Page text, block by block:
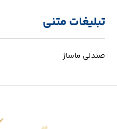
تبلیغات متنی
صندلی ماساژ
اقتصاد شکوفا